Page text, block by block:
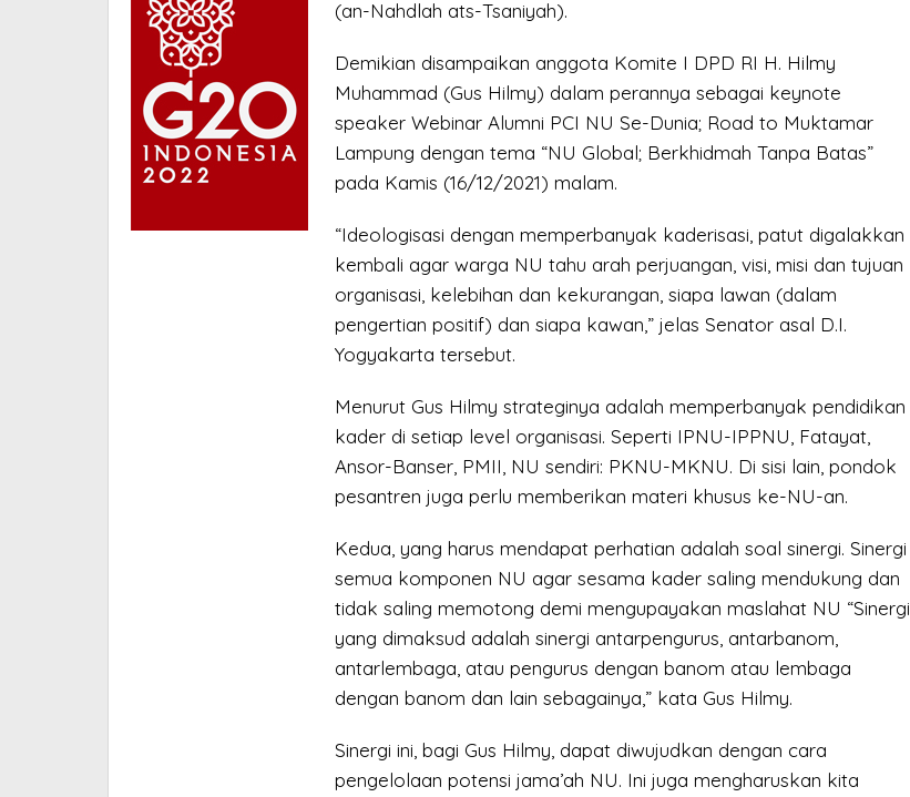
(an-Nahdlah ats-Tsaniyah).
Demikian disampaikan anggota Komite I DPD RI H. Hilmy
Muhammad (Gus Hilmy) dalam perannya sebagai keynote
speaker Webinar Alumni PCI NU Se-Dunia; Road to Muktamar
Lampung dengan tema “NU Global; Berkhidmah Tanpa Batas”
pada Kamis (16/12/2021) malam.
“Ideologisasi dengan memperbanyak kaderisasi, patut digalakkan
kembali agar warga NU tahu arah perjuangan, visi, misi dan tujuan
organisasi, kelebihan dan kekurangan, siapa lawan (dalam
pengertian positif) dan siapa kawan,” jelas Senator asal D.I.
Yogyakarta tersebut.
Menurut Gus Hilmy strateginya adalah memperbanyak pendidikan
kader di setiap level organisasi. Seperti IPNU-IPPNU, Fatayat,
Ansor-Banser, PMII, NU sendiri: PKNU-MKNU. Di sisi lain, pondok
pesantren juga perlu memberikan materi khusus ke-NU-an.
Kedua, yang harus mendapat perhatian adalah soal sinergi. Sinergi
semua komponen NU agar sesama kader saling mendukung dan
tidak saling memotong demi mengupayakan maslahat NU “Sinergi
yang dimaksud adalah sinergi antarpengurus, antarbanom,
antarlembaga, atau pengurus dengan banom atau lembaga
dengan banom dan lain sebagainya,” kata Gus Hilmy.
Sinergi ini, bagi Gus Hilmy, dapat diwujudkan dengan cara
pengelolaan potensi jama’ah NU. Ini juga mengharuskan kita